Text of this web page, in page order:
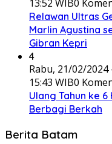
13:52 WIB0
Relawan Ultras
Marlin Agustina
Gibran Kepri
4
Rabu, 21/02/2024
15:43 WIB0
Ulang Tahun ke
Berbagi Berkah
Berita Batam